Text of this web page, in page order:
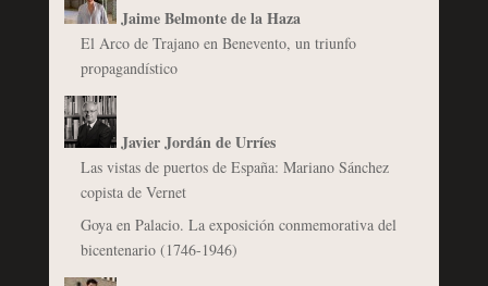
Jaime Belmonte de la Haza
El Arco de Trajano en Benevento, un triunfo
propagandístico
Javier Jordán de Urríes
Las vistas de puertos de España: Mariano Sánchez
copista de Vernet
Goya en Palacio. La exposición conmemorativa del
bicentenario (1746-1946)